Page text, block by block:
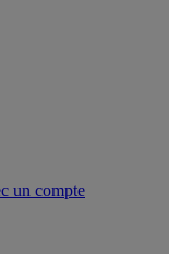
un compte